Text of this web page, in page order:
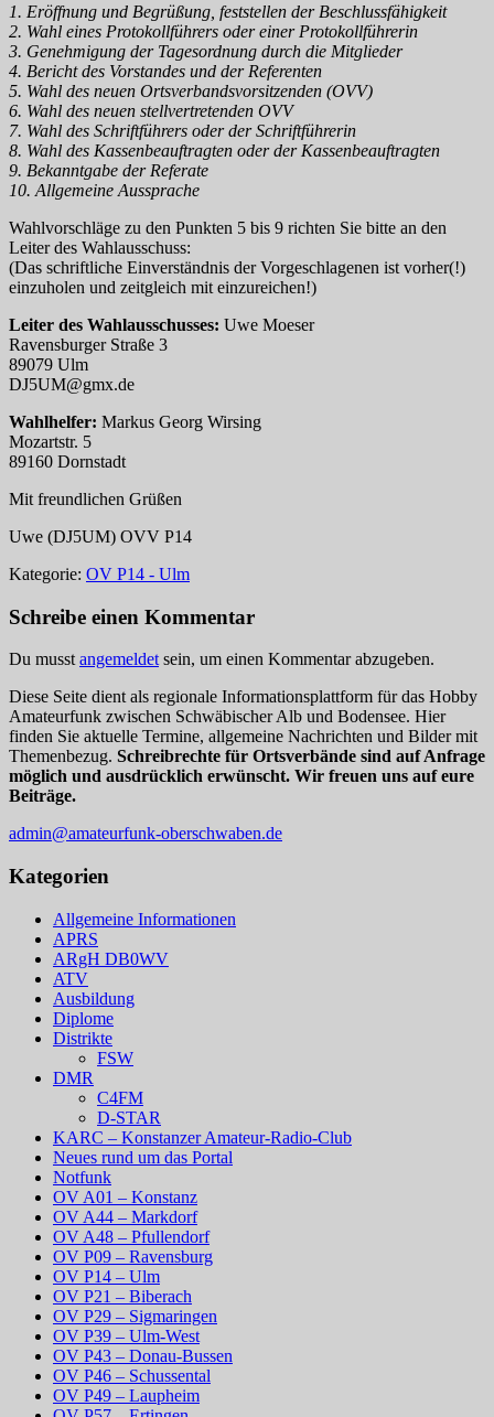
1. Eröffnung und Begrüßung, feststellen der Beschlussfähigkeit
2. Wahl eines Protokollführers oder einer Protokollführerin
3. Genehmigung der Tagesordnung durch die Mitglieder
4. Bericht des Vorstandes und der Referenten
5. Wahl des neuen Ortsverbandsvorsitzenden (OVV)
6. Wahl des neuen stellvertretenden OVV
7. Wahl des Schriftführers oder der Schriftführerin
8. Wahl des Kassenbeauftragten oder der Kassenbeauftragten
9. Bekanntgabe der Referate
10. Allgemeine Aussprache
Wahlvorschläge zu den Punkten 5 bis 9 richten Sie bitte an den
Leiter des Wahlausschuss:
(Das schriftliche Einverständnis der Vorgeschlagenen ist vorher(!)
einzuholen und zeitgleich mit einzureichen!)
Leiter des Wahlausschusses: Uwe Moeser
Ravensburger Straße 3
89079 Ulm
DJ5UM@gmx.de
Wahlhelfer: Markus Georg Wirsing
Mozartstr. 5
89160 Dornstadt
Mit freundlichen Grüßen
Uwe (DJ5UM) OVV P14
Kategorie: OV P14 - Ulm
Schreibe einen Kommentar
Du musst angemeldet sein, um einen Kommentar abzugeben.
Diese Seite dient als regionale Informationsplattform für das Hobby
Amateurfunk zwischen Schwäbischer Alb und Bodensee. Hier
finden Sie aktuelle Termine, allgemeine Nachrichten und Bilder mit
Themenbezug. Schreibrechte für Ortsverbände sind auf Anfrage
möglich und ausdrücklich erwünscht. Wir freuen uns auf eure
Beiträge.
admin@amateurfunk-oberschwaben.de
Kategorien
Allgemeine Informationen
APRS
ARgH DB0WV
ATV
Ausbildung
Diplome
Distrikte
FSW
DMR
C4FM
D-STAR
KARC – Konstanzer Amateur-Radio-Club
Neues rund um das Portal
Notfunk
OV A01 – Konstanz
OV A44 – Markdorf
OV A48 – Pfullendorf
OV P09 – Ravensburg
OV P14 – Ulm
OV P21 – Biberach
OV P29 – Sigmaringen
OV P39 – Ulm-West
OV P43 – Donau-Bussen
OV P46 – Schussental
OV P49 – Laupheim